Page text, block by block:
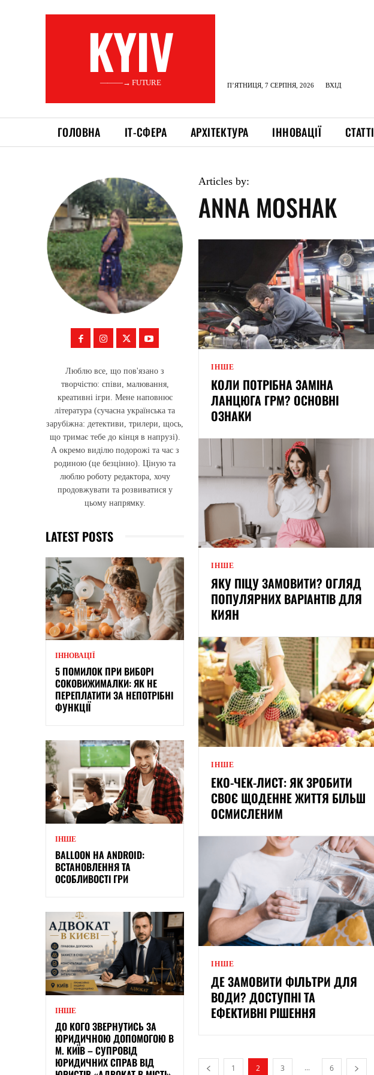
KYIV
———→ FUTURE П’ЯТНИЦЯ, 7 СЕРПНЯ, 2026 ВХІД
ГОЛОВНА ІТ-СФЕРА АРХІТЕКТУРА ІННОВАЦІЇ СТАТТІ
Люблю все, що пов'язано з
творчістю: співи, малювання,
креативні ігри. Мене наповнює
література (сучасна українська та
зарубіжна: детективи, трилери, щось,
що тримає тебе до кінця в напрузі).
А окремо виділю подорожі та час з
родиною (це безцінно). Ціную та
люблю роботу редактора, хочу
продовжувати та розвиватися у
цьому напрямку.
LATEST POSTS
ІННОВАЦІЇ
5 ПОМИЛОК ПРИ ВИБОРІ
СОКОВИЖИМАЛКИ: ЯК НЕ
ПЕРЕПЛАТИТИ ЗА НЕПОТРІБНІ
ФУНКЦІЇ
ІНШЕ
BALLOON НА ANDROID:
ВСТАНОВЛЕННЯ ТА
ОСОБЛИВОСТІ ГРИ
ІНШЕ
ДО КОГО ЗВЕРНУТИСЬ ЗА
ЮРИДИЧНОЮ ДОПОМОГОЮ В
М. КИЇВ – СУПРОВІД
ЮРИДИЧНИХ СПРАВ ВІД
Articles by:
ANNA MOSHAK
ІНШЕ
КОЛИ ПОТРІБНА ЗАМІНА
ЛАНЦЮГА ГРМ? ОСНОВНІ
ОЗНАКИ
ІНШЕ
ЯКУ ПІЦУ ЗАМОВИТИ? ОГЛЯД
ПОПУЛЯРНИХ ВАРІАНТІВ ДЛЯ
КИЯН
ІНШЕ
ЕКО-ЧЕК-ЛИСТ: ЯК ЗРОБИТИ
СВОЄ ЩОДЕННЕ ЖИТТЯ БІЛЬШ
ОСМИСЛЕНИМ
ІНШЕ
ДЕ ЗАМОВИТИ ФІЛЬТРИ ДЛЯ
ВОДИ? ДОСТУПНІ ТА
ЕФЕКТИВНІ РІШЕННЯ
1 2 3 ... 6